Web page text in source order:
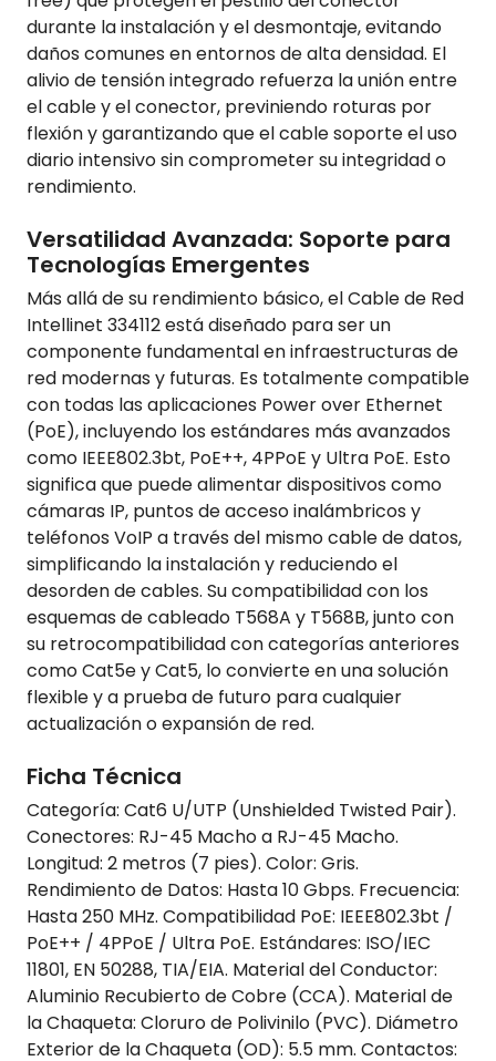
durante la instalación y el desmontaje, evitando
daños comunes en entornos de alta densidad. El
alivio de tensión integrado refuerza la unión entre
el cable y el conector, previniendo roturas por
flexión y garantizando que el cable soporte el uso
diario intensivo sin comprometer su integridad o
rendimiento.
Versatilidad Avanzada: Soporte para
Tecnologías Emergentes
Más allá de su rendimiento básico, el Cable de Red
Intellinet 334112 está diseñado para ser un
componente fundamental en infraestructuras de
red modernas y futuras. Es totalmente compatible
con todas las aplicaciones Power over Ethernet
(PoE), incluyendo los estándares más avanzados
como IEEE802.3bt, PoE++, 4PPoE y Ultra PoE. Esto
significa que puede alimentar dispositivos como
cámaras IP, puntos de acceso inalámbricos y
teléfonos VoIP a través del mismo cable de datos,
simplificando la instalación y reduciendo el
desorden de cables. Su compatibilidad con los
esquemas de cableado T568A y T568B, junto con
su retrocompatibilidad con categorías anteriores
como Cat5e y Cat5, lo convierte en una solución
flexible y a prueba de futuro para cualquier
actualización o expansión de red.
Ficha Técnica
Categoría: Cat6 U/UTP (Unshielded Twisted Pair).
Conectores: RJ-45 Macho a RJ-45 Macho.
Longitud: 2 metros (7 pies). Color: Gris.
Rendimiento de Datos: Hasta 10 Gbps. Frecuencia:
Hasta 250 MHz. Compatibilidad PoE: IEEE802.3bt /
PoE++ / 4PPoE / Ultra PoE. Estándares: ISO/IEC
11801, EN 50288, TIA/EIA. Material del Conductor:
Aluminio Recubierto de Cobre (CCA). Material de
la Chaqueta: Cloruro de Polivinilo (PVC). Diámetro
Exterior de la Chaqueta (OD): 5.5 mm. Contactos: